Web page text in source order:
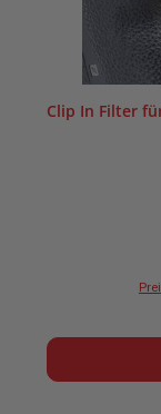
Clip In Filter